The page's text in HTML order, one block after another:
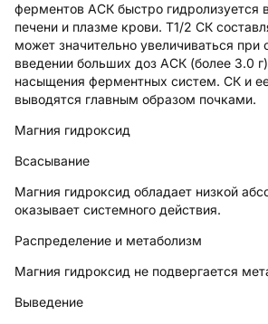
ферментов АСК быстро гидролизуется
печени и плазме крови. Т1/2 СК
может значительно увеличиваться
введении больших доз АСК (более 3.0
насыщения ферментных систем. СК и
выводятся главным образом почками.
Магния гидроксид
Всасывание
Магния гидроксид обладает низкой
оказывает системного действия.
Распределение и метаболизм
Магния гидроксид не подвергается
Выведение